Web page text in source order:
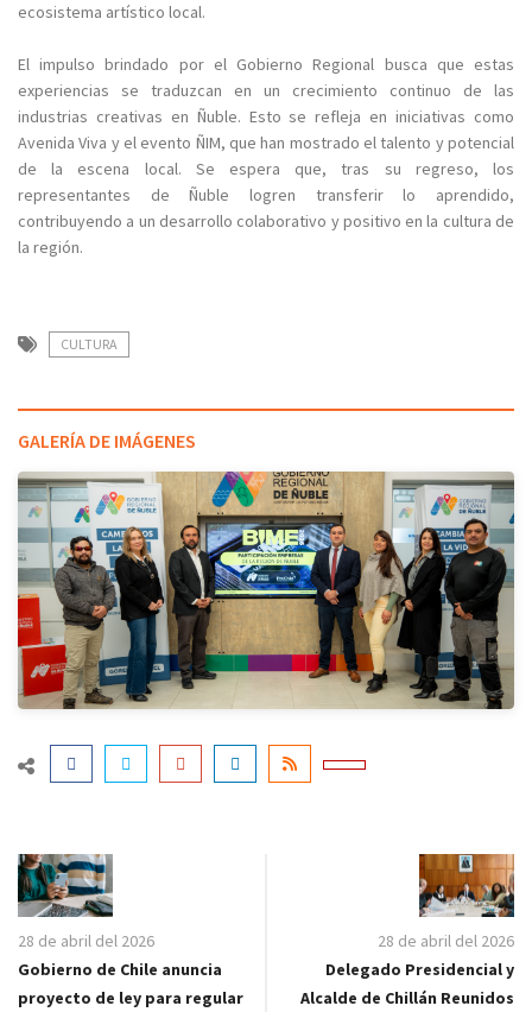
ecosistema artístico local.
El impulso brindado por el Gobierno Regional busca que estas
experiencias se traduzcan en un crecimiento continuo de las
industrias creativas en Ñuble. Esto se refleja en iniciativas como
Avenida Viva y el evento ÑIM, que han mostrado el talento y potencial
de la escena local. Se espera que, tras su regreso, los
representantes de Ñuble logren transferir lo aprendido,
contribuyendo a un desarrollo colaborativo y positivo en la cultura de
la región.
CULTURA
GALERÍA DE IMÁGENES
28 de abril del 2026
Gobierno de Chile anuncia
proyecto de ley para regular
28 de abril del 2026
Delegado Presidencial y
Alcalde de Chillán Reunidos